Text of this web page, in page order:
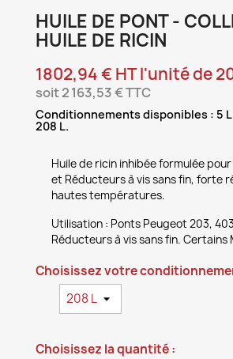
HUILE DE PONT -
HUILE DE RICIN
1802,94 € HT l'unité de
soit 2 163,53 € TTC
Conditionnements disponibles : 5
208 L.
Huile de ricin inhibée formulée pour
et Réducteurs à vis sans fin, forte
hautes températures.
Utilisation : Ponts Peugeot 203,
Réducteurs à vis sans fin.
Choisissez votre
Choisissez la quantité :